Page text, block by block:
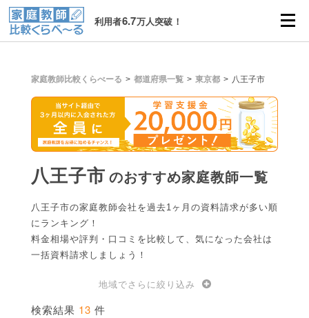
利用者6.7万人突破！
家庭教師比較くらべーる 都道府県一覧 東京都 八王子市
八王子市 のおすすめ家庭教師一覧
八王子市の家庭教師会社を過去1ヶ月の資料請求が多い順
にランキング！
料金相場や評判・口コミを比較して、気になった会社は
一括資料請求しましょう！
地域でさらに絞り込み
検索結果 13 件